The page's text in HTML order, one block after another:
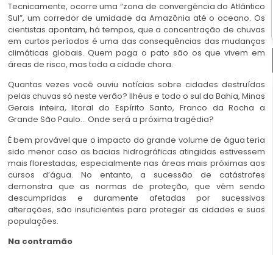
Tecnicamente, ocorre uma “zona de convergência do Atlântico
Sul”, um corredor de umidade da Amazônia até o oceano. Os
cientistas apontam, há tempos, que a concentração de chuvas
em curtos períodos é uma das consequências das mudanças
climáticas globais. Quem paga o pato são os que vivem em
áreas de risco, mas toda a cidade chora.
Quantas vezes você ouviu notícias sobre cidades destruídas
pelas chuvas só neste verão? Ilhéus e todo o sul da Bahia, Minas
Gerais inteira, litoral do Espírito Santo, Franco da Rocha a
Grande São Paulo… Onde será a próxima tragédia?
É bem provável que o impacto do grande volume de água teria
sido menor caso as bacias hidrográficas atingidas estivessem
mais florestadas, especialmente nas áreas mais próximas aos
cursos d’água. No entanto, a sucessão de catástrofes
demonstra que as normas de proteção, que vêm sendo
descumpridas e duramente afetadas por sucessivas
alterações, são insuficientes para proteger as cidades e suas
populações.
Na contramão